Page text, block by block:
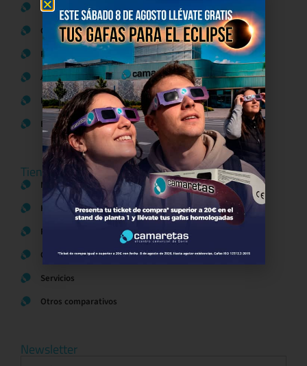
Directorio de tiendas y Planos
Contacto
Política de Privacidad
Aviso Legal
Política de Cookies
Bases legales Concursos y Promociones
Tiendas
Moda
Hogar y Alimentación
Regalos y Complementos
Ocio y Restauración
Servicios
Otros comparativos
Newsletter